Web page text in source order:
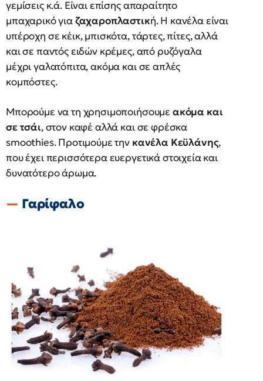
γεμίσεις κ.ά. Είναι επίσης απαραίτητο
μπαχαρικό γιαζαχαροπλαστική. Η κανέλα είναι
υπέροχη σε κέικ, μπισκότα, τάρτες, πίτες, αλλά
και σε παντός ειδών κρέμες, από ρυζόγαλα
μέχρι γαλατόπιτα, ακόμα και σε απλές
κομπόστες.
Μπορούμε να τη χρησιμοποιήσουμε ακόμα και
σε τσάι, στον καφέ αλλά και σε φρέσκα
smoothies. Προτιμούμε την κανέλα Κεϋλάνης,
που έχει περισσότερα ευεργετικά στοιχεία και
δυνατότερο άρωμα.
Γαρίφαλο